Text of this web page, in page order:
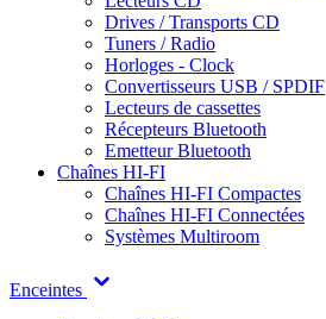
Drives / Transports CD
Tuners / Radio
Horloges - Clock
Convertisseurs USB / SPDIF
Lecteurs de cassettes
Récepteurs Bluetooth
Emetteur Bluetooth
Chaînes HI-FI
Chaînes HI-FI Compactes
Chaînes HI-FI Connectées
Systèmes Multiroom
Enceintes